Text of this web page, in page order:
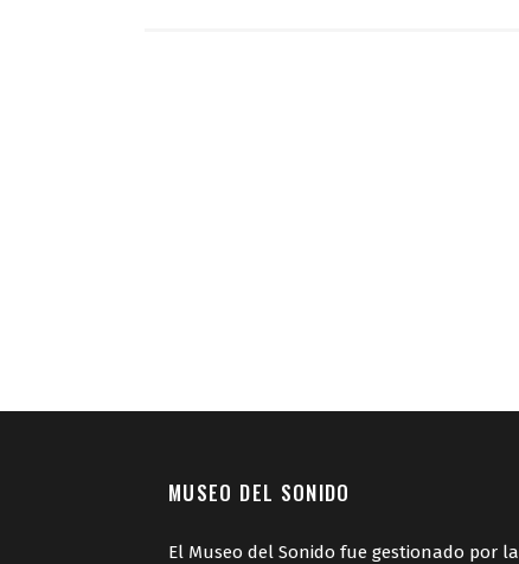
MUSEO DEL SONIDO
El Museo del Sonido fue gestionado por la